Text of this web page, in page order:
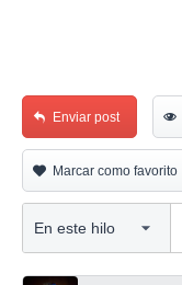
Enviar post
Marcar como favorito